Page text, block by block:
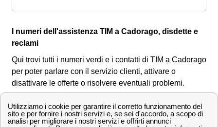
I numeri dell'assistenza TIM a Cadorago, disdette e
reclami
Qui trovi tutti i numeri verdi e i contatti di TIM a Cadorago
per poter parlare con il servizio clienti, attivare o
disattivare le offerte o risolvere eventuali problemi.
Reclami e rimborsi da TIM a Cadorago 📩
Inviare unreclamo TIMa Cadorago non è un'operazione